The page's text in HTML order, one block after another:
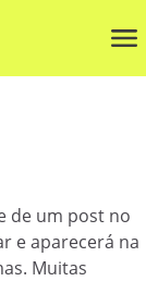
de um post no
e aparecerá na
Muitas